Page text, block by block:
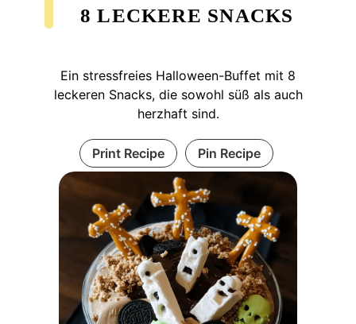
8 LECKERE SNACKS
Ein stressfreies Halloween-Buffet mit 8
leckeren Snacks, die sowohl süß als auch
herzhaft sind.
Print Recipe Pin Recipe